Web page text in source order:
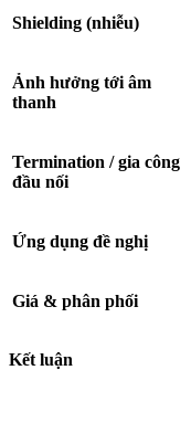
Shielding (nhiễu)
Ảnh hưởng tới âm
thanh
Termination / gia công
đầu nối
Ứng dụng đề nghị
Giá & phân phối
Kết luận